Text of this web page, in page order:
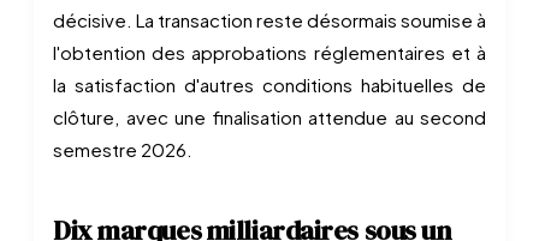
décisive. La transaction reste désormais soumise à
l'obtention des approbations réglementaires et à
la satisfaction d'autres conditions habituelles de
clôture, avec une finalisation attendue au second
semestre 2026.
Dix marques milliardaires sous un